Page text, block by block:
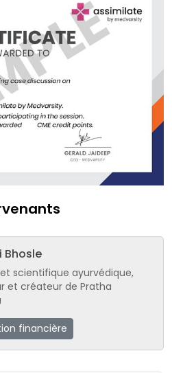
Bhosle
scientifique ayurvédique,
et créateur de Pratha
financière